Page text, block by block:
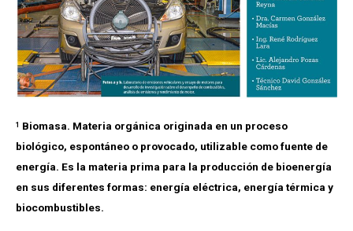
1 Biomasa. Materia orgánica originada en un proceso
biológico, espontáneo o provocado, utilizable como fuente de
energía. Es la materia prima para la producción de bioenergía
en sus diferentes formas: energía eléctrica, energía térmica y
biocombustibles.